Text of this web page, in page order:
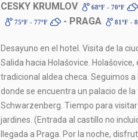
CESKY KRUMLOV 68ºF - 70ºF
75ºF - 77ºF - PRAGA 81ºF -
Desayuno en el hotel. Visita de la
Salida hacia Holašovice. Holašovice,
tradicional aldea checa. Seguimos a
donde se encuentra un palacio de
Schwarzenberg. Tiempo para
jardines. (Entrada al castillo no
llegada a Praga. Por la noche,